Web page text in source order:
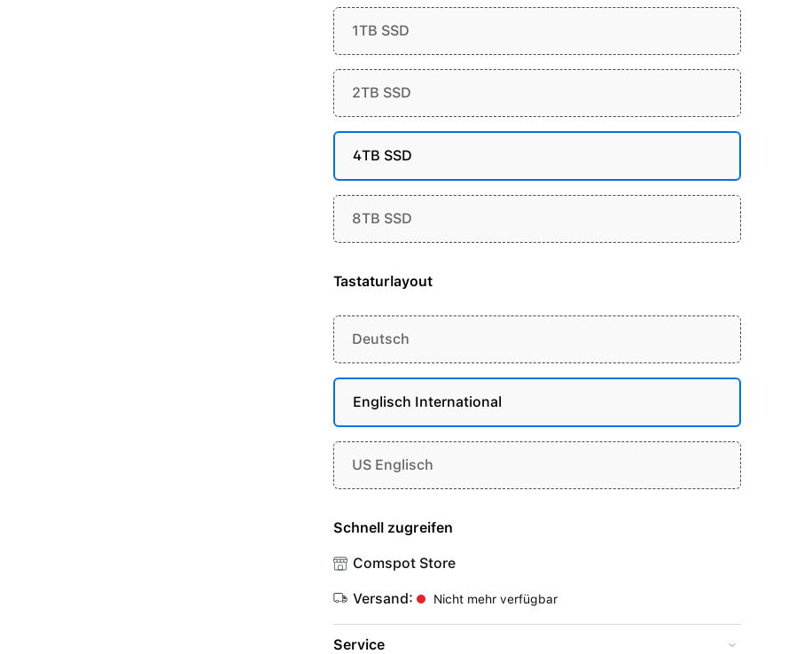
1TB SSD
2TB SSD
4TB SSD
8TB SSD
Tastaturlayout
Deutsch
Englisch International
US Englisch
Schnell zugreifen
Comspot Store
Versand: Nicht mehr verfügbar
Service